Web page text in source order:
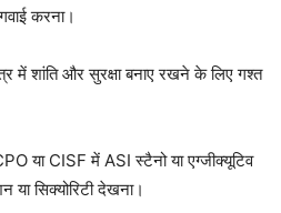
करना।
में शांति और सुरक्षा बनाए रखने के लिए गश्त
या CISF में ASI स्टैनो या एग्जीक्यूटिव
सिक्योरिटी देखना।